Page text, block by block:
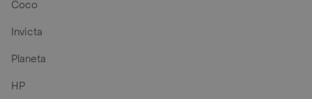
Coco
Invicta
Planeta
HP